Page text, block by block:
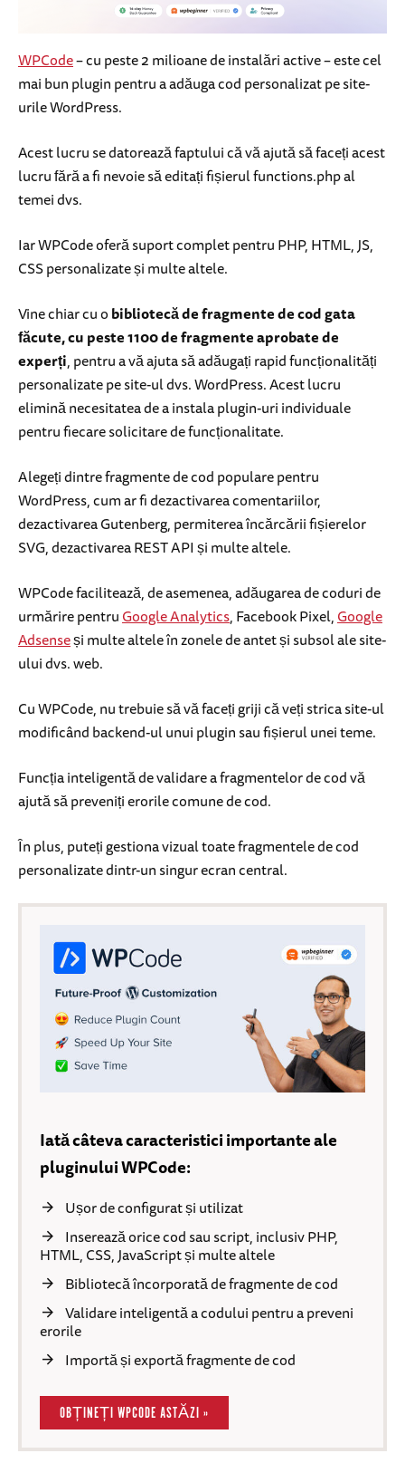
WPCode– cu peste 2 milioane de instalări active – este cel
mai bun plugin pentru a adăuga cod personalizat pe site-
urile WordPress.
Acest lucru se datorează faptului că vă ajută să faceți acest
lucru fără a fi nevoie să editați fișierul functions.php al
temei dvs.
Iar WPCode oferă suport complet pentru PHP, HTML, JS,
CSS personalizate și multe altele.
Vine chiar cu obibliotecă de fragmente de cod gata
făcute, cu peste 1100 de fragmente aprobate de
experți, pentru a vă ajuta să adăugați rapid funcționalități
personalizate pe site-ul dvs. WordPress. Acest lucru
elimină necesitatea de a instala plugin-uri individuale
pentru fiecare solicitare de funcționalitate.
Alegeți dintre fragmente de cod populare pentru
WordPress, cum ar fi dezactivarea comentariilor,
dezactivarea Gutenberg, permiterea încărcării fișierelor
SVG, dezactivarea REST API și multe altele.
WPCode facilitează, de asemenea, adăugarea de coduri de
urmărire pentruGoogle Analytics, Facebook Pixel,Google
Adsenseși multe altele în zonele de antet și subsol ale site-
ului dvs. web.
Cu WPCode, nu trebuie să vă faceți griji că veți strica site-ul
modificând backend-ul unui plugin sau fișierul unei teme.
Funcția inteligentă de validare a fragmentelor de cod vă
ajută să preveniți erorile comune de cod.
În plus, puteți gestiona vizual toate fragmentele de cod
personalizate dintr-un singur ecran central.
Iată câteva caracteristici importante ale
pluginului WPCode:
Ușor de configurat și utilizat
Inserează orice cod sau script, inclusiv PHP,
HTML, CSS, JavaScript și multe altele
Bibliotecă încorporată de fragmente de cod
Validare inteligentă a codului pentru a preveni
erorile
Importă și exportă fragmente de cod
OBȚINEȚI WPCODE ASTĂZI »